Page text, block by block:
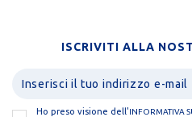
ISCRIVITI ALLA
Ho preso visione dell'INFORMATIVA